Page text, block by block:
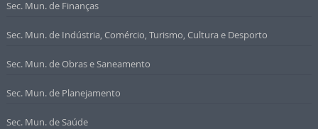
Sec. Mun. de Finanças
Sec. Mun. de Indústria, Comércio, Turismo, Cultura e Desporto
Sec. Mun. de Obras e Saneamento
Sec. Mun. de Planejamento
Sec. Mun. de Saúde